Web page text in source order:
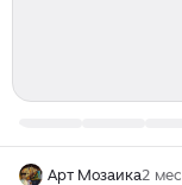
Арт Мозаика2 мес